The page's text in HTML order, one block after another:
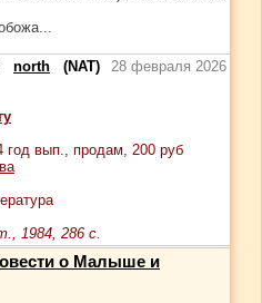
north (NAT) 28 февраля 2026
год вып., продам, 200 руб
1984, 286 с.
о Малыше и